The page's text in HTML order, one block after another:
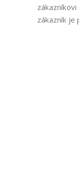
zákazníkovi
zákazník je